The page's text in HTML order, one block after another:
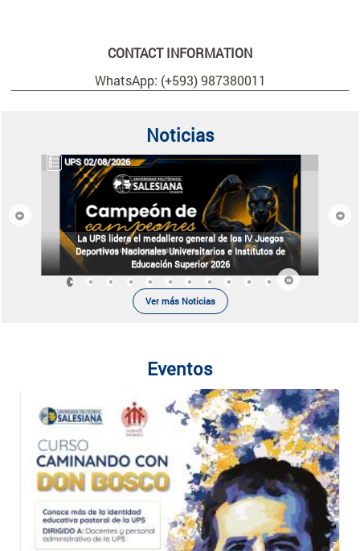
CONTACT INFORMATION
WhatsApp: (+593) 987380011
Noticias
UPS 02/08/2026
La UPS lidera el medallero general de los IV Juegos
Deportivos Nacionales Universitarios e Institutos de
Educación Superior 2026
Previous Next
Ver más Noticias
Eventos